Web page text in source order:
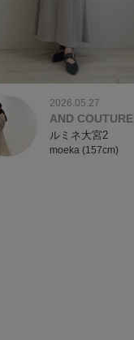
2026.05.27
AND COUTURE
ルミネ大宮2
moeka (157cm)